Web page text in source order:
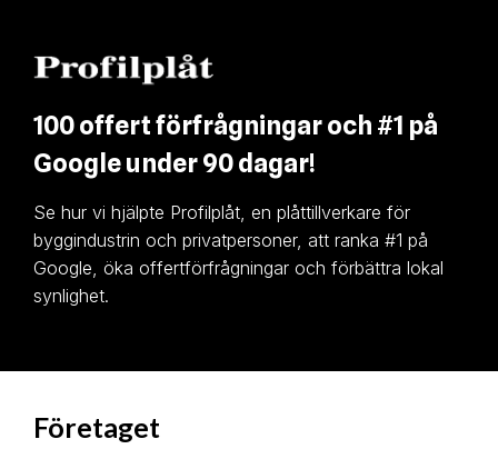
100 offert förfrågningar och #1 på
Google under 90 dagar!
Se hur vi hjälpte Profilplåt, en plåttillverkare för
byggindustrin och privatpersoner, att ranka #1 på
Google, öka offertförfrågningar och förbättra lokal
synlighet.
Företaget